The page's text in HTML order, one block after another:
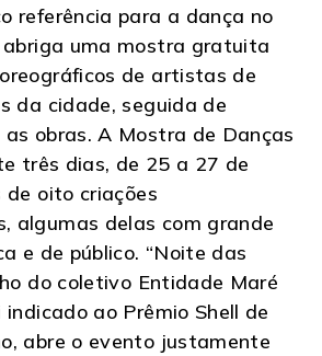
referência para a dança no
abriga uma mostra gratuita
de artistas de
da cidade, seguida de
as obras. A Mostra de Danças
três dias, de 25 a 27 de
de oito criações
algumas delas com grande
e de público. “Noite das
do coletivo Entidade Maré
ao Prêmio Shell de
abre o evento justamente